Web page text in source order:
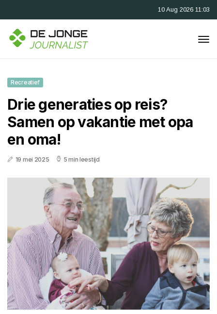
10 Aug 2026 11:03
Recreatief
Drie generaties op reis?
Samen op vakantie met opa
en oma!
19 mei 2025 5 min leestijd